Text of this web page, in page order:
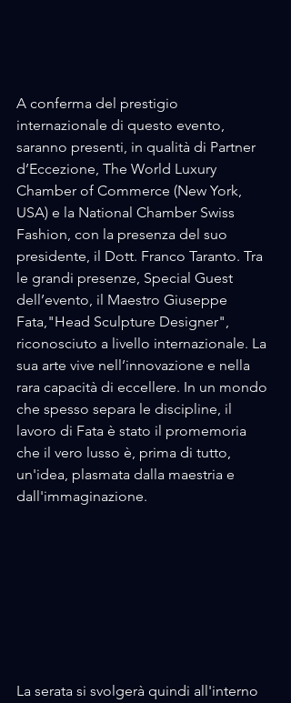
A conferma del prestigio
internazionale di questo evento,
saranno presenti, in qualità di Partner
d’Eccezione, The World Luxury
Chamber of Commerce (New York,
USA) e la National Chamber Swiss
Fashion, con la presenza del suo
presidente, il Dott. Franco Taranto. Tra
le grandi presenze, Special Guest
dell’evento, il Maestro Giuseppe
Fata,"Head Sculpture Designer",
riconosciuto a livello internazionale. La
sua arte vive nell’innovazione e nella
rara capacità di eccellere. In un mondo
che spesso separa le discipline, il
lavoro di Fata è stato il promemoria
che il vero lusso è, prima di tutto,
un'idea, plasmata dalla maestria e
dall'immaginazione.
La serata si svolgerà quindi all'interno